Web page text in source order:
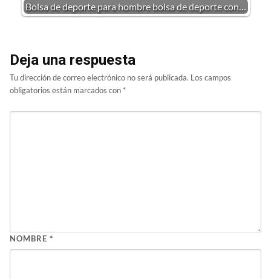
Bolsa de deporte para hombre bolsa de deporte con…
Deja una respuesta
Tu dirección de correo electrónico no será publicada. Los campos
obligatorios están marcados con *
NOMBRE *